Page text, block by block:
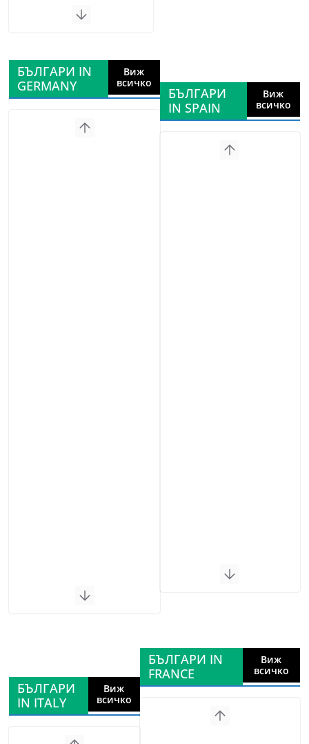
БЪЛГАРИ IN
GERMANY
Виж
всичко
БЪЛГАРИ
IN SPAIN
Виж
всичко
БЪЛГАРИ
IN ITALY
Виж
всичко
БЪЛГАРИ IN
FRANCE
Виж
всичко